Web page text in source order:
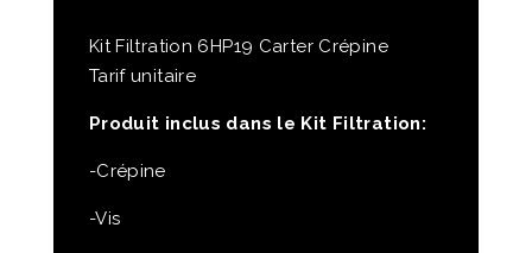
Kit Filtration 6HP19 Carter Crépine
Tarif unitaire
Produit inclus dans le Kit Filtration:
-Crépine
-Vis